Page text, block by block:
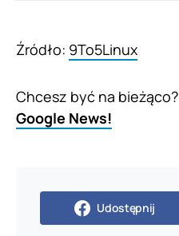
Źródło: 9To5Linux
Chcesz być na bieżąco?
Google News!
Udostępnij